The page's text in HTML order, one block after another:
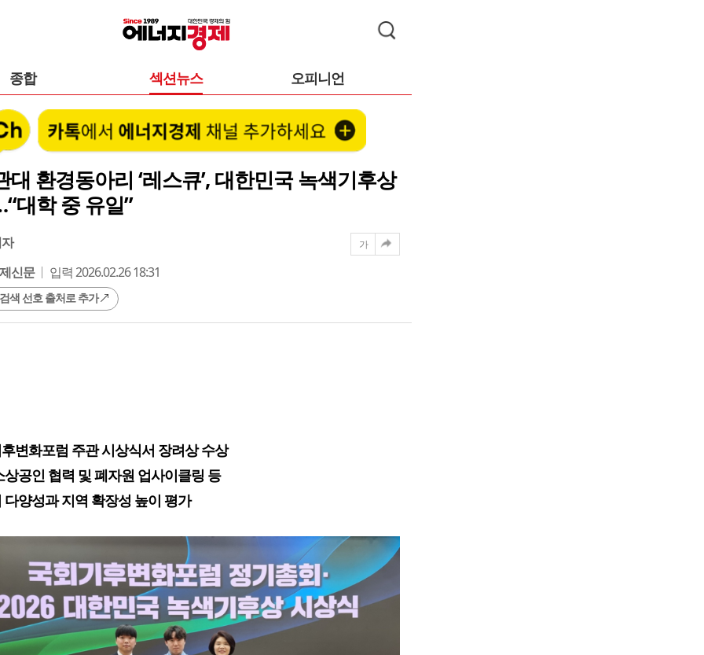
종합 섹션뉴스 오피니언
대 환경동아리 ‘레스큐’, 대한민국 녹색기후상
대학 중 유일”
신문
입력 2026.02.26 18:31
색 선호 출처로 추가
가
변화포럼 주관 시상식서 장려상 수상
상공인 협력 및 폐자원 업사이클링 등
다양성과 지역 확장성 높이 평가